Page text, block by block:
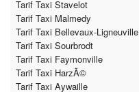
Tarif Taxi Stavelot
Tarif Taxi Malmedy
Tarif Taxi Bellevaux-Ligneuville
Tarif Taxi Sourbrodt
Tarif Taxi Faymonville
Tarif Taxi HarzÃ©
Tarif Taxi Aywaille